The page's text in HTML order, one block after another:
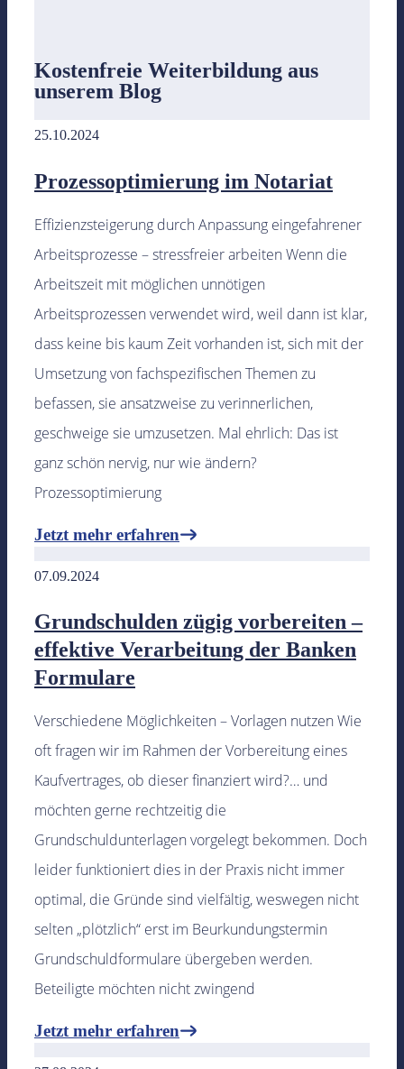
Kostenfreie Weiterbildung aus
unserem Blog
25.10.2024
Prozessoptimierung im Notariat
Effizienzsteigerung durch Anpassung eingefahrener
Arbeitsprozesse – stressfreier arbeiten Wenn die
Arbeitszeit mit möglichen unnötigen
Arbeitsprozessen verwendet wird, weil dann ist klar,
dass keine bis kaum Zeit vorhanden ist, sich mit der
Umsetzung von fachspezifischen Themen zu
befassen, sie ansatzweise zu verinnerlichen,
geschweige sie umzusetzen. Mal ehrlich: Das ist
ganz schön nervig, nur wie ändern?
Prozessoptimierung
Jetzt mehr erfahren
07.09.2024
Grundschulden zügig vorbereiten –
effektive Verarbeitung der Banken
Formulare
Verschiedene Möglichkeiten – Vorlagen nutzen Wie
oft fragen wir im Rahmen der Vorbereitung eines
Kaufvertrages, ob dieser finanziert wird?… und
möchten gerne rechtzeitig die
Grundschuldunterlagen vorgelegt bekommen. Doch
leider funktioniert dies in der Praxis nicht immer
optimal, die Gründe sind vielfältig, weswegen nicht
selten „plötzlich“ erst im Beurkundungstermin
Grundschuldformulare übergeben werden.
Beteiligte möchten nicht zwingend
Jetzt mehr erfahren